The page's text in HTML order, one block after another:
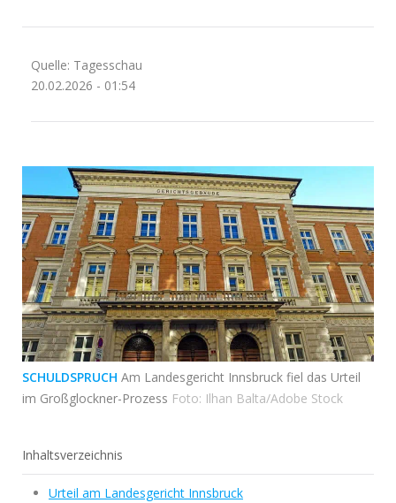
Quelle: Tagesschau
20.02.2026 - 01:54
SCHULDSPRUCH Am Landesgericht Innsbruck fiel das Urteil
im Großglockner-Prozess Foto: Ilhan Balta/Adobe Stock
Inhaltsverzeichnis
Urteil am Landesgericht Innsbruck